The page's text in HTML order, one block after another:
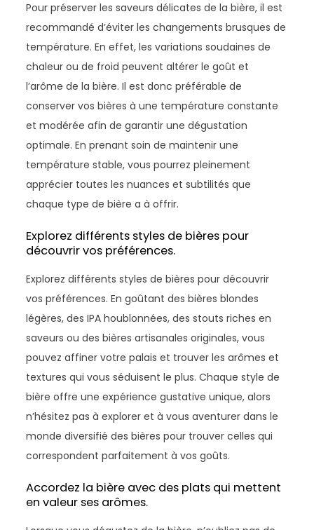
Pour préserver les saveurs délicates de la bière, il est
recommandé d’éviter les changements brusques de
température. En effet, les variations soudaines de
chaleur ou de froid peuvent altérer le goût et
l’arôme de la bière. Il est donc préférable de
conserver vos bières à une température constante
et modérée afin de garantir une dégustation
optimale. En prenant soin de maintenir une
température stable, vous pourrez pleinement
apprécier toutes les nuances et subtilités que
chaque type de bière a à offrir.
Explorez différents styles de bières pour
découvrir vos préférences.
Explorez différents styles de bières pour découvrir
vos préférences. En goûtant des bières blondes
légères, des IPA houblonnées, des stouts riches en
saveurs ou des bières artisanales originales, vous
pouvez affiner votre palais et trouver les arômes et
textures qui vous séduisent le plus. Chaque style de
bière offre une expérience gustative unique, alors
n’hésitez pas à explorer et à vous aventurer dans le
monde diversifié des bières pour trouver celles qui
correspondent parfaitement à vos goûts.
Accordez la bière avec des plats qui mettent
en valeur ses arômes.